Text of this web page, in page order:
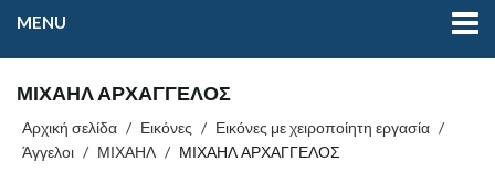
MENU
ΜΙΧΑΗΛ ΑΡΧΑΓΓΕΛΟΣ
Αρχική σελίδα / Εικόνες / Εικόνες με χειροποίητη εργασία /
Άγγελοι / ΜΙΧΑΗΛ / ΜΙΧΑΗΛ ΑΡΧΑΓΓΕΛΟΣ